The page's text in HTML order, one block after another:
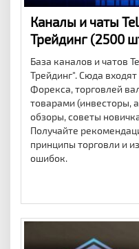
Каналы и чаты
Трейдинг (2500
База каналов и чатов
Трейдинг". Сюда
Форекса, торговлей
товарами (инвесторы,
обзоры, советы
Получайте
принципы торговли и
ошибок.